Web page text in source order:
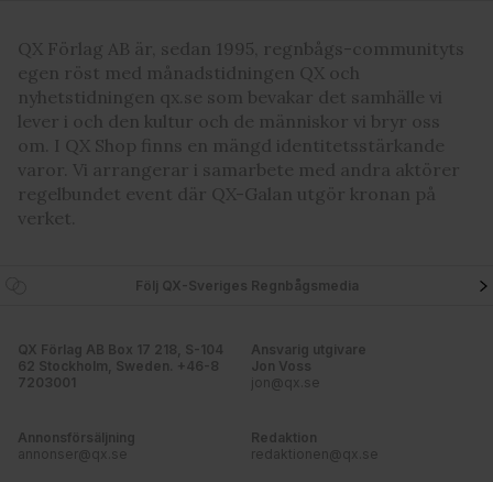
QX Förlag AB är, sedan 1995, regnbågs-communityts
egen röst med månadstidningen QX och
nyhetstidningen qx.se som bevakar det samhälle vi
lever i och den kultur och de människor vi bryr oss
om. I QX Shop finns en mängd identitetsstärkande
varor. Vi arrangerar i samarbete med andra aktörer
regelbundet event där QX-Galan utgör kronan på
verket.
Följ QX-Sveriges Regnbågsmedia
QX Förlag AB Box 17 218, S-104
62 Stockholm, Sweden. +46-8
7203001
Ansvarig utgivare
Jon Voss
jon@qx.se
Annonsförsäljning
annonser@qx.se
Redaktion
redaktionen@qx.se